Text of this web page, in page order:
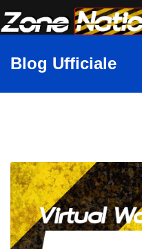
Blog Ufficiale